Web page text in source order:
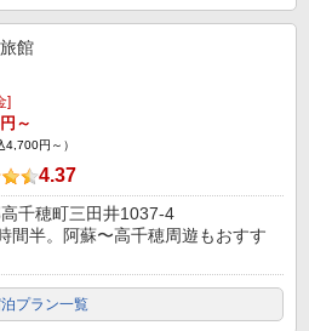
館
]
円～
4,700円～）
4.37
千穂町三田井1037-4
間半。阿蘇〜高千穂周遊もおすす
プラン一覧